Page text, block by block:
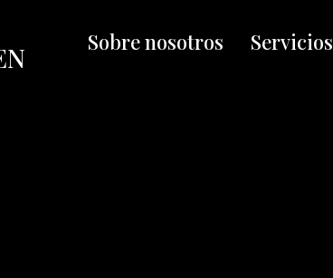
Sobre nosotros Servicios